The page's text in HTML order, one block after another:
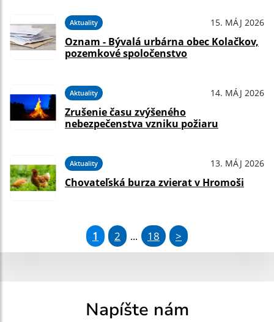
Aktuality 15. MÁJ 2026
Oznam - Bývalá urbárna obec Kolačkov,
pozemkové spoločenstvo
Aktuality 14. MÁJ 2026
Zrušenie času zvýšeného
nebezpečenstva vzniku požiaru
Aktuality 13. MÁJ 2026
Chovateľská burza zvierat v Hromoši
1 2 ... 18 >
Napíšte nám